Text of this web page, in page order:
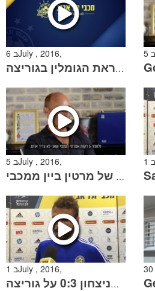
6 בJuly , 2016,
ארבלדזה במסע"ת לקראת הגומלין בגוריצה
5 בJuly , 2016,
ראיון פרידה של מרטין ביין ממכבי
1 בJuly , 2016,
סה אחרי הניצחון 0:3 על גוריצה